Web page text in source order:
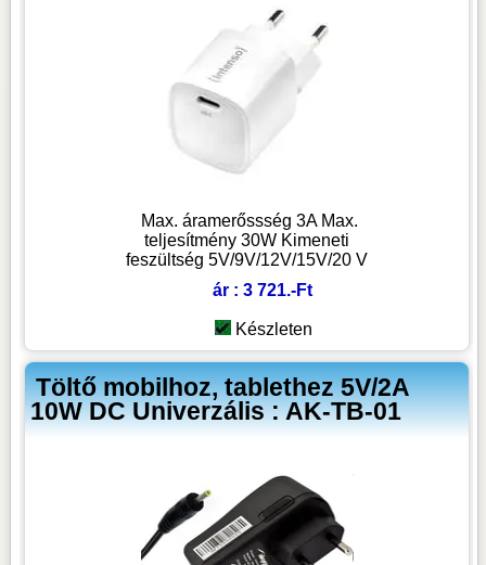
Max. áramerőssség 3A Max.
teljesítmény 30W Kimeneti
feszültség 5V/9V/12V/15V/20 V
ár : 3 721.-Ft
Készleten
Töltő mobilhoz, tablethez 5V/2A
10W DC Univerzális : AK-TB-01